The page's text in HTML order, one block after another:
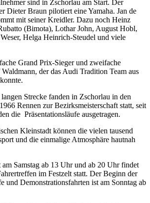
sind in Zschorlau am Start. Der
Dieter Braun pilotiert eine Yamaha. Jan de
mit seiner Kreidler. Dazu noch Heinz
(Bimota), Lothar John, August Hobl,
Helga Heinrich-Steudel und viele
Grand Prix-Sieger und zweifache
der das Audi Tradition Team aus
Strecke fanden in Zschorlau in den
Rennen zur Bezirksmeisterschaft statt, seit
die Präsentationsläufe ausgetragen.
Kleinstadt können die vielen tausend
und die einmalige Atmosphäre hautnah
Samstag ab 13 Uhr und ab 20 Uhr findet
im Festzelt statt. Der Beginn der
und Demonstrationsfahrten ist am Sonntag ab